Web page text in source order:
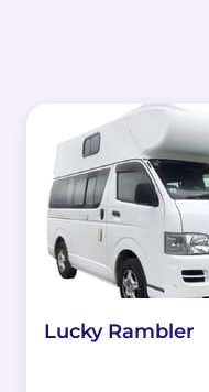
Lucky Rambler